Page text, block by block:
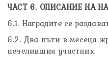
ЧАСТ 6. ОПИСАНИЕ НА
6.1. Наградите се
6.2. Два пъти в месеца
печелившия участник.